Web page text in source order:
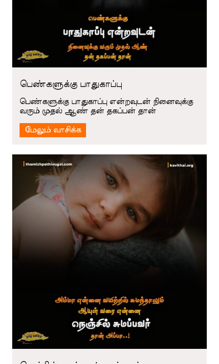
பெண்களுக்கு பாதுகாப்பு
பெண்களுக்கு பாதுகாப்பு என்றவுடன் நினைவுக்கு
வரும் முதல் ஆண் தன் தகப்பன் தான்
மேலும் வாசிக்க